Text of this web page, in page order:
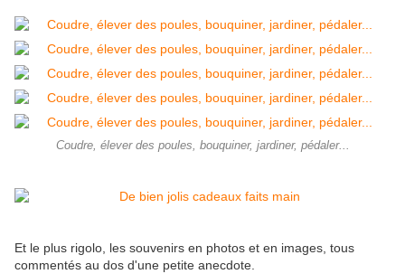
Coudre, élever des poules, bouquiner, jardiner, pédaler...
Et le plus rigolo, les souvenirs en photos et en images, tous
commentés au dos d'une petite anecdote.